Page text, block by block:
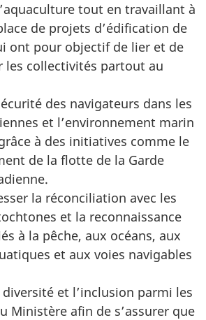
tout en travaillant à
de projets d’édification de
ont pour objectif de lier et de
les collectivités partout au
des navigateurs dans les
et l’environnement marin
à des initiatives comme le
de la flotte de la Garde
la réconciliation avec les
et la reconnaissance
à la pêche, aux océans, aux
et aux voies navigables
diversité et l’inclusion parmi les
Ministère afin de s’assurer que